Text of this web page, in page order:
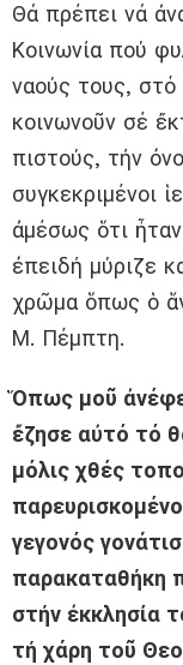
Θά πρέπει νά
Κοινωνία πού
ναούς τους, στό
κοινωνοῦν σέ
πιστούς, τήν
συγκεκριμένοι
ἀμέσως ὅτι
ἐπειδή μύριζε
χρῶμα ὅπως ὁ
Μ. Πέμπτη.
Ὅπως μοῦ
ἔζησε αὐτό τό
μόλις χθές
γεγονός
παρακαταθήκη
στήν ἐκκλησία
τή χάρη τοῦ